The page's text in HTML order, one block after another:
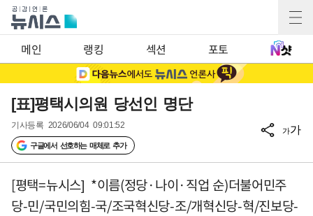
메인 랭킹 섹션 포토
[표]평택시의원 당선인 명단
기사등록 2026/06/04 09:01:52
구글에서 선호하는 매체로 추가
가가
[평택=뉴시스] *이름(정당·나이·직업 순)더불어민주
당-민/국민의힘-국/조국혁신당-조/개혁신당-혁/진보당-